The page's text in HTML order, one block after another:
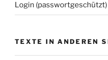
Login (passwortgeschützt)
TEXTE IN ANDEREN